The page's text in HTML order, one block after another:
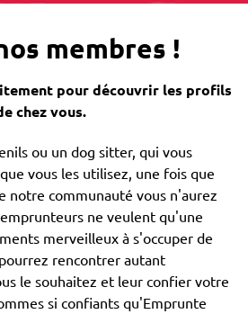
membres !
pour découvrir les profils
chez vous.
ou un dog sitter, qui vous
vous les utilisez, une fois que
notre communauté vous n'aurez
ne veulent qu'une
merveilleux à s'occuper de
rencontrer autant
le souhaitez et leur confier votre
si confiants qu'Emprunte